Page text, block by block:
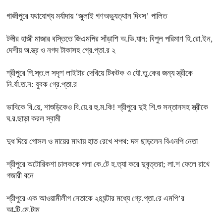
গাজীপুরে যথাযোগ্য মর্যাদায় ‘জুলাই গণঅভ্যুত্থান দিবস’ পালিত
টঙ্গীর হাজী মাজার বস্তিতে জিএমপির সাঁড়াশি অ.ভি.যান: বিপুল পরিমাণ হি.রো.ইন,
দেশীয় অ.স্ত্র ও নগদ টাকাসহ গ্রে.প্তা.র ২
শ্রীপুরে পি.স্ত.ল সদৃশ লাইটার দেখিয়ে টিকটক ও যৌ.তু.কের জন্য স্ত্রীকে
নি.র্যা.ত.ন: যুবক গ্রে.প্তা.র
ভাবিকে বি.য়ে, শাশুড়িকেও বি.য়ে.র হু.ম.কি! শ্রীপুরে দুই শি.শু সন্তানসহ স্ত্রীকে
ঘ.র.ছাড়া করল স্বামী
দুধ দিয়ে গোসল ও মায়ের মাথায় হাত রেখে শপথ: দল ছাড়লেন বিএনপি নেতা
শ্রীপুরে অটোরিকশা চালককে গলা কে.টে হ.ত্যা করে দুবৃত্তরা; লা.শ ফেলে রাখে
গজারী বনে
শ্রীপুরে এক আওয়ামীলীগ নেতাকে ২৪ঘন্টার মধ্যে গ্রে.প্তা.রে এমপি’র
আ.ল্টি.মে.টাম